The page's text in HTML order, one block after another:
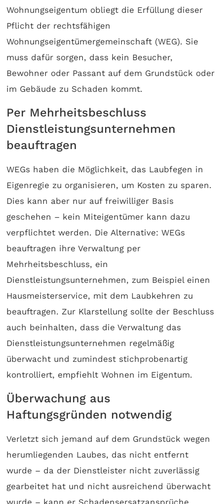
Wohnungseigentum obliegt die Erfüllung dieser
Pflicht der rechtsfähigen
Wohnungseigentümergemeinschaft (WEG). Sie
muss dafür sorgen, dass kein Besucher,
Bewohner oder Passant auf dem Grundstück oder
im Gebäude zu Schaden kommt.
Per Mehrheitsbeschluss
Dienstleistungsunternehmen
beauftragen
WEGs haben die Möglichkeit, das Laubfegen in
Eigenregie zu organisieren, um Kosten zu sparen.
Dies kann aber nur auf freiwilliger Basis
geschehen – kein Miteigentümer kann dazu
verpflichtet werden. Die Alternative: WEGs
beauftragen ihre Verwaltung per
Mehrheitsbeschluss, ein
Dienstleistungsunternehmen, zum Beispiel einen
Hausmeisterservice, mit dem Laubkehren zu
beauftragen. Zur Klarstellung sollte der Beschluss
auch beinhalten, dass die Verwaltung das
Dienstleistungsunternehmen regelmäßig
überwacht und zumindest stichprobenartig
kontrolliert, empfiehlt Wohnen im Eigentum.
Überwachung aus
Haftungsgründen notwendig
Verletzt sich jemand auf dem Grundstück wegen
herumliegenden Laubes, das nicht entfernt
wurde – da der Dienstleister nicht zuverlässig
gearbeitet hat und nicht ausreichend überwacht